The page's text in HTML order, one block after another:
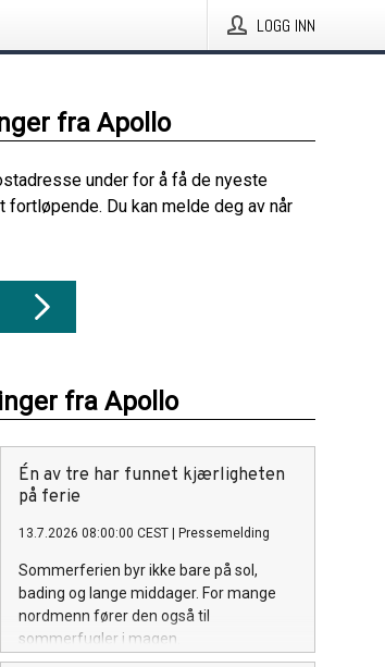
LOGG INN
fra Apollo
under for å få de nyeste
Du kan melde deg av når
fra Apollo
Én av tre har funnet kjærligheten
på ferie
13.7.2026 08:00:00 CEST Pressemelding
Sommerferien byr ikke bare på sol,
bading og lange middager. For mange
nordmenn fører den også til
sommerfugler i magen.